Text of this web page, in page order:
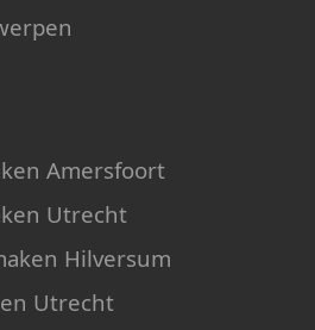
Amersfoort
Utrecht
Hilversum
Utrecht